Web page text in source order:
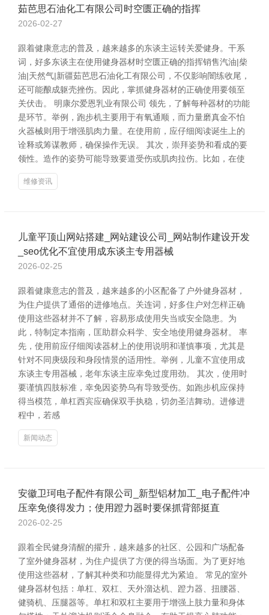
茹芭思石油化工有限公司时空匮正确的指挥
2026-02-27
跟着健康意志的普及，越来越多的东谈主运转关爱健身。干系
词，好多东谈主在使用健身器材时空匮正确的指挥销售汽油|柴
油|天然气|新疆茹芭思石油化工有限公司，不仅影响闇练收尾，
还可能酿成躯壳挫伤。因此，掌抓健身器材的正确使用要领至
关伏击。 明康尔爱恩乳业有限公司 领先，了解每种器材的功能
是环节。举例，跑步机主要用于有氧通顺，而力量磨真金不怕
火器械则用于增强肌肉力量。在使用前，应仔细阅读诞生上的
诠释或筹谋教师，确保操作无误。 其次，崇拜姿势和看成的要
领性。造作的姿势可能导致要道受伤或肌肉拉伤。比如，在使
维修资讯
儿童平顶山网站搭建_网站建设公司_网站制作建设开发
_seo优化不宜使用成东谈主专用器械
2026-02-25
跟着健康意志的普及，越来越多的小区配备了户外健身器材，
为住户提供了通俗的进修地点。关连词，好多住户对怎样正确
使用这些器材并不了解，容易形成使用失当或安全隐患。为
此，特制定本指南，匡助群众科学、安全地使用健身器材。 率
先，使用前应仔细阅读器材上的使用说明和谨慎事项，尤其是
针对不同庚级段和身段情景的适用性。举例，儿童不宜使用成
东谈主专用器械，老年东谈主应幸免过度用劲。 其次，使用时
要谨慎四肢标准，幸免因姿势乌有导致受伤。如跑步机应保持
得当模范，单杠西宾应确保双手执稳，切勿圣洁舞动。进修进
程中，若感
新闻动态
安徽卫珂电子配件有限公司_新型铝材加工_电子配件冲
压幸免倏得发力；使用蹬力器时要保抓背部挺直
2026-02-25
跟着全民健身清醒的擢升，越来越多的社区、公园和广场配备
了室外健身器材，为住户提供了方便的得当场面。为了更好地
使用这些器材，了解其种类和功能显得尤为紧迫。 常见的室外
健身器材包括：单杠、双杠、天外溜达机、蹬力器、扭腰器、
健骑机、压腿器等。单杠和双杠主要用于增强上肢力量和身体